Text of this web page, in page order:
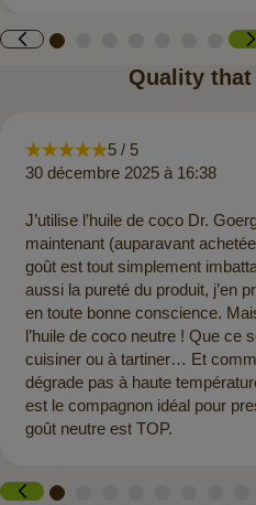
Quality
5 / 5
30 décembre 2025 à 16:38
J’utilise l’huile de coco Dr.
maintenant (auparavant
goût est tout simplement
aussi la pureté du produit, j’en
en toute bonne conscience.
l’huile de coco neutre ! Que ce
cuisiner ou à tartiner… Et
dégrade pas à haute
est le compagnon idéal pour
goût neutre est TOP.